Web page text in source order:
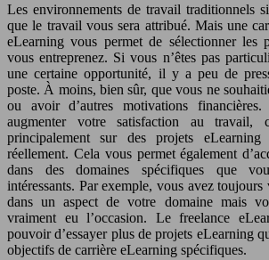
Les environnements de travail traditionnels
que le travail vous sera attribué. Mais une
eLearning vous permet de sélectionner les
vous entreprenez. Si vous n’êtes pas
une certaine opportunité, il y a peu de
poste. À moins, bien sûr, que vous ne
ou avoir d’autres motivations
augmenter votre satisfaction au travail,
principalement sur des projets
réellement. Cela vous permet également
dans des domaines spécifiques que
intéressants. Par exemple, vous avez
dans un aspect de votre domaine mais
vraiment eu l’occasion. Le freelance
pouvoir d’essayer plus de projets eLearning
objectifs de carrière eLearning spécifiques.